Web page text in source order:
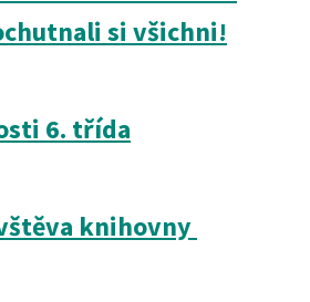
si všichni!
6. třída
knihovny